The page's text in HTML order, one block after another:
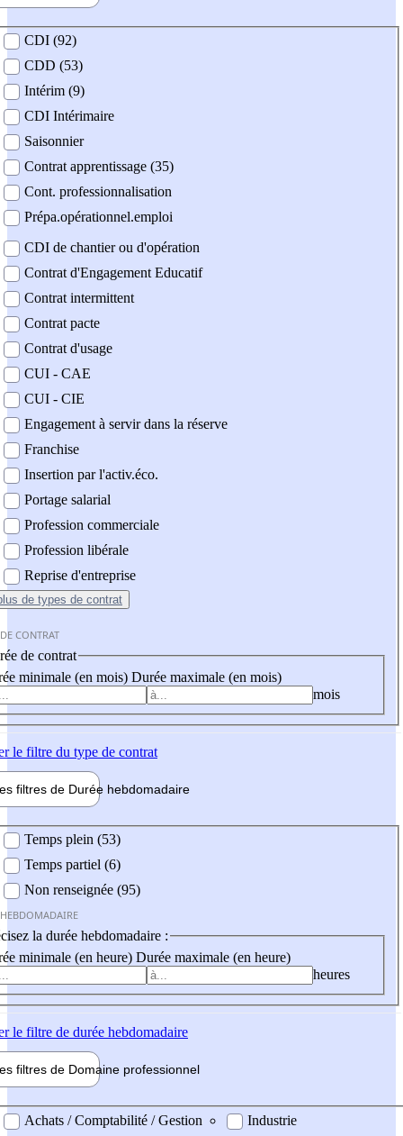
contrat
CDI (92)
CDD (53)
Intérim (9)
CDI Intérimaire
Saisonnier
Contrat apprentissage (35)
Cont. professionnalisation
Prépa.opérationnel.emploi
CDI de chantier ou d'opération
Contrat d'Engagement Educatif
Contrat intermittent
Contrat pacte
Contrat d'usage
CUI - CAE
CUI - CIE
Engagement à servir dans la réserve
Franchise
Insertion par l'activ.éco.
Portage salarial
Profession commerciale
Profession libérale
Reprise d'entreprise
de types de contrat
CONTRAT
de contrat
minimale (en mois) Durée maximale (en mois)
mois
le filtre du type de contrat
filtres de Durée hebdomadaire
Temps plein (53)
Temps partiel (6)
Non renseignée (95)
la durée hebdomadaire :
minimale (en heure) Durée maximale (en heure)
heures
le filtre de durée hebdomadaire
filtres de Domaine professionnel
professionel
Achats / Comptabilité / Gestion
Industrie